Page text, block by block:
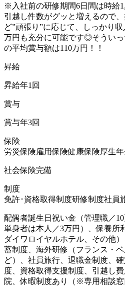
※入社前の研修期間6日間は時給
引越し件数がグッと増えるので
ど”頑張り”に応じて、しっかり
万円も充分に可能です◎そうい
の平均賞与額は110万円！！
昇給
昇給年1回
賞与
賞与年3回
保険
労災保険雇用保険健康保険厚生
社会保険完備
制度
免許･資格取得制度研修制度社員
配偶者誕生日祝い金（管理職／
単身者は本人／3万円）、保養所
ダイワロイヤルホテル、その他
蓄制度、海外研修（フランス・
ど）、社員旅行、退職金制度、
度、資格取得支援制度、引越し
院、休暇制度あり（※専用相談窓